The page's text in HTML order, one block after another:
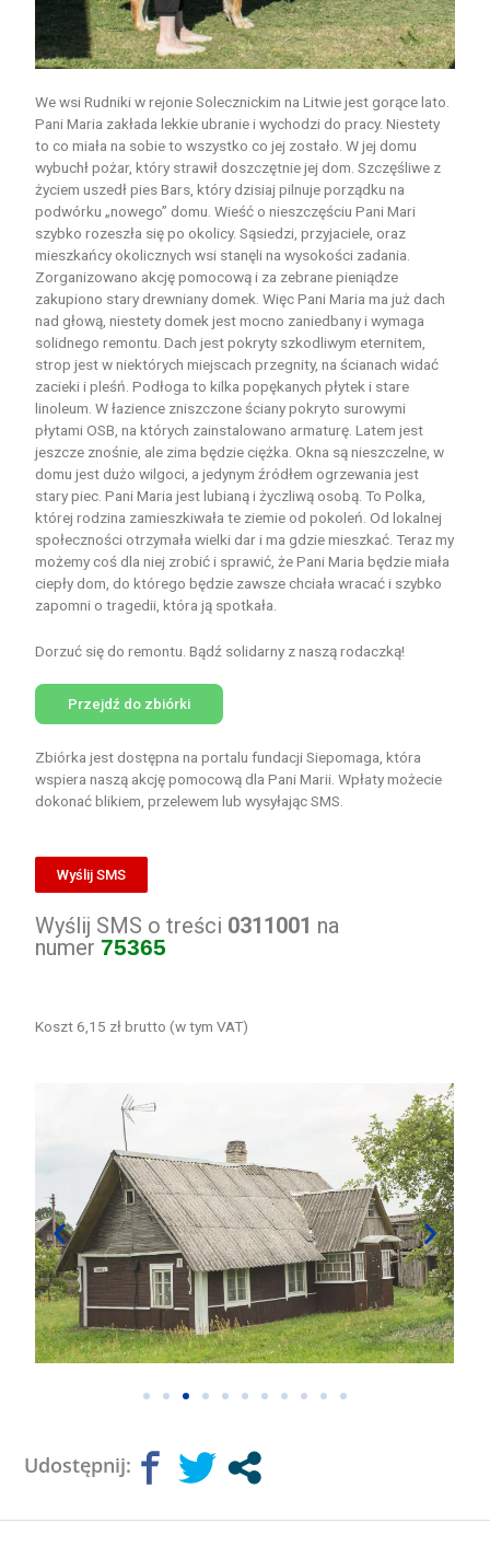
We wsi Rudniki w rejonie Solecznickim na Litwie jest gorące lato.
Pani Maria zakłada lekkie ubranie i wychodzi do pracy. Niestety
to co miała na sobie to wszystko co jej zostało. W jej domu
wybuchł pożar, który strawił doszczętnie jej dom. Szczęśliwe z
życiem uszedł pies Bars, który dzisiaj pilnuje porządku na
podwórku „nowego” domu. Wieść o nieszczęściu Pani Mari
szybko rozeszła się po okolicy. Sąsiedzi, przyjaciele, oraz
mieszkańcy okolicznych wsi stanęli na wysokości zadania.
Zorganizowano akcję pomocową i za zebrane pieniądze
zakupiono stary drewniany domek. Więc Pani Maria ma już dach
nad głową, niestety domek jest mocno zaniedbany i wymaga
solidnego remontu. Dach jest pokryty szkodliwym eternitem,
strop jest w niektórych miejscach przegnity, na ścianach widać
zacieki i pleśń. Podłoga to kilka popękanych płytek i stare
linoleum. W łazience zniszczone ściany pokryto surowymi
płytami OSB, na których zainstalowano armaturę. Latem jest
jeszcze znośnie, ale zima będzie ciężka. Okna są nieszczelne, w
domu jest dużo wilgoci, a jedynym źródłem ogrzewania jest
stary piec. Pani Maria jest lubianą i życzliwą osobą. To Polka,
której rodzina zamieszkiwała te ziemie od pokoleń. Od lokalnej
społeczności otrzymała wielki dar i ma gdzie mieszkać. Teraz my
możemy coś dla niej zrobić i sprawić, że Pani Maria będzie miała
ciepły dom, do którego będzie zawsze chciała wracać i szybko
zapomni o tragedii, która ją spotkała.
Dorzuć się do remontu. Bądź solidarny z naszą rodaczką!
Przejdź do zbiórki
Zbiórka jest dostępna na portalu fundacji Siepomaga, która
wspiera naszą akcję pomocową dla Pani Marii. Wpłaty możecie
dokonać blikiem, przelewem lub wysyłając SMS.
Wyślij SMS
Wyślij SMS o treści 0311001 na
numer75365
Koszt 6,15 zł brutto (w tym VAT)
Udostępnij: